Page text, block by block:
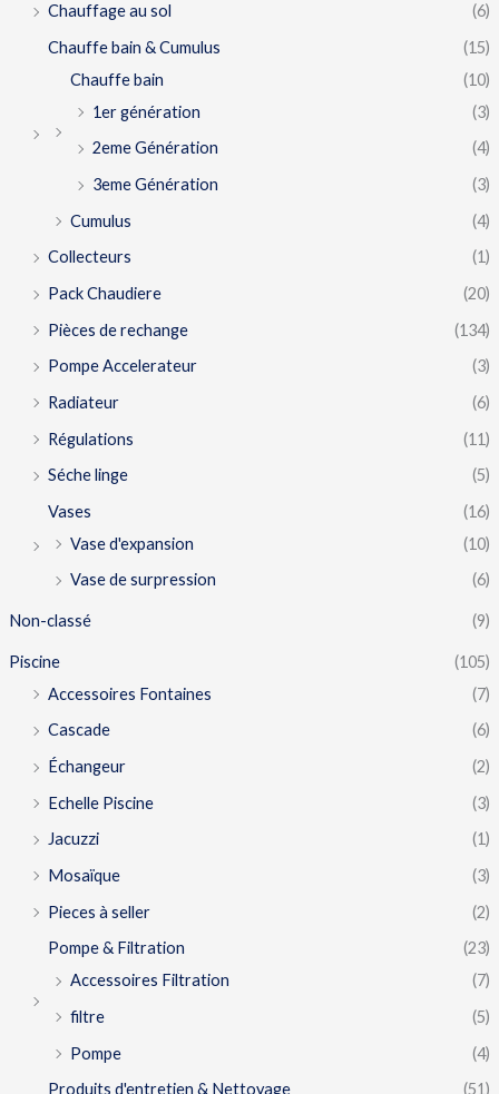
Chauffage au sol
(6)
Chauffe bain & Cumulus
(15)
Chauffe bain
(10)
1er génération
(3)
2eme Génération
(4)
3eme Génération
(3)
Cumulus
(4)
Collecteurs
(1)
Pack Chaudiere
(20)
Pièces de rechange
(134)
Pompe Accelerateur
(3)
Radiateur
(6)
Régulations
(11)
Séche linge
(5)
Vases
(16)
Vase d'expansion
(10)
Vase de surpression
(6)
Non-classé (9)
Piscine
(105)
Accessoires Fontaines
(7)
Cascade
(6)
Échangeur
(2)
Echelle Piscine
(3)
Jacuzzi
(1)
Mosaïque
(3)
Pieces à seller
(2)
Pompe & Filtration
(23)
Accessoires Filtration
(7)
filtre
(5)
Pompe
(4)
Produits d'entretien & Nettoyage
(51)